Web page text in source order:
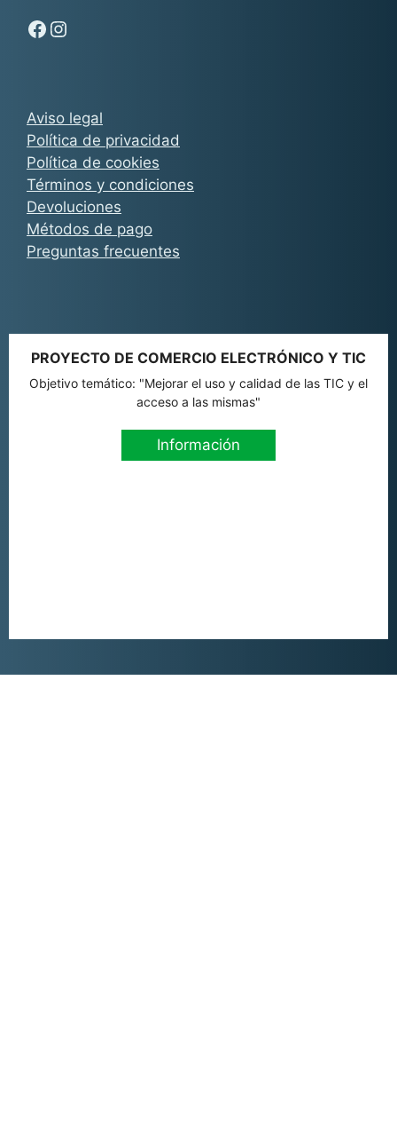
Aviso legal
Política de privacidad
Política de cookies
Términos y condiciones
Devoluciones
Métodos de pago
Preguntas frecuentes
Síguenos en Facebook - Chachocarp
Síguenos en Instagram - Chachocarp
PROYECTO DE COMERCIO ELECTRÓNICO Y TIC
Objetivo temático: "Mejorar el uso y calidad de las TIC y el
acceso a las mismas"
Información